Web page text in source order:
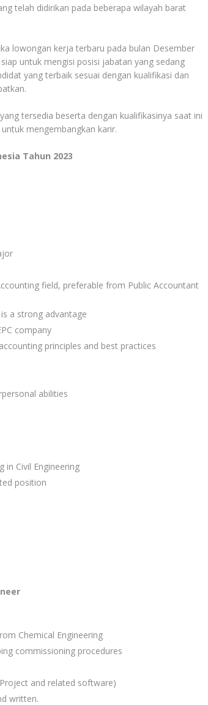
telah didirikan pada beberapa wilayah barat
lowongan kerja terbaru pada bulan Desember
untuk mengisi posisi jabatan yang sedang
yang terbaik sesuai dengan kualifikasi dan
tersedia beserta dengan kualifikasinya saat ini
mengembangkan karir.
Tahun 2023
field, preferable from Public Accountant
a strong advantage
company
principles and best practices
abilities
in Civil Engineering
position
Chemical Engineering
commissioning procedures
and related software)
written.